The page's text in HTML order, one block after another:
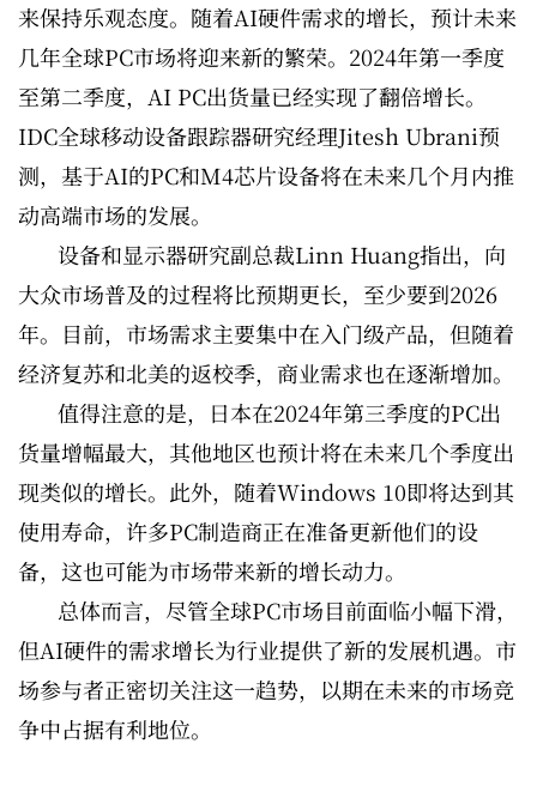
来保持乐观态度。随着AI硬件需求的增长，预计未来
几年全球PC市场将迎来新的繁荣。2024年第一季度
至第二季度，AI PC出货量已经实现了翻倍增长。
IDC全球移动设备跟踪器研究经理Jitesh Ubrani预
测，基于AI的PC和M4芯片设备将在未来几个月内推
动高端市场的发展。
设备和显示器研究副总裁Linn Huang指出，向
大众市场普及的过程将比预期更长，至少要到2026
年。目前，市场需求主要集中在入门级产品，但随着
经济复苏和北美的返校季，商业需求也在逐渐增加。
值得注意的是，日本在2024年第三季度的PC出
货量增幅最大，其他地区也预计将在未来几个季度出
现类似的增长。此外，随着Windows 10即将达到其
使用寿命，许多PC制造商正在准备更新他们的设
备，这也可能为市场带来新的增长动力。
总体而言，尽管全球PC市场目前面临小幅下滑，
但AI硬件的需求增长为行业提供了新的发展机遇。市
场参与者正密切关注这一趋势，以期在未来的市场竞
争中占据有利地位。